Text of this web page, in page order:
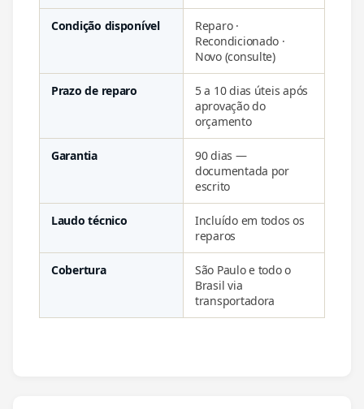
Condição disponível
Reparo ·
Recondicionado ·
Novo (consulte)
Prazo de reparo
5 a 10 dias úteis após
aprovação do
orçamento
Garantia
90 dias —
documentada por
escrito
Laudo técnico
Incluído em todos os
reparos
Cobertura
São Paulo e todo o
Brasil via
transportadora